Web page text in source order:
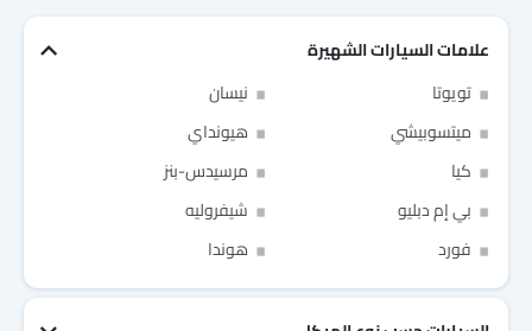
علامات السيارات الشهيرة
تويوتا
نيسان
ميتسوبيشي
هيونداي
كيا
مرسيدس-بنز
بي إم دبليو
شيفروليه
فورد
هوندا
I have read and agree to theشروط الاستخدامand سياسة
Link Your Google Account